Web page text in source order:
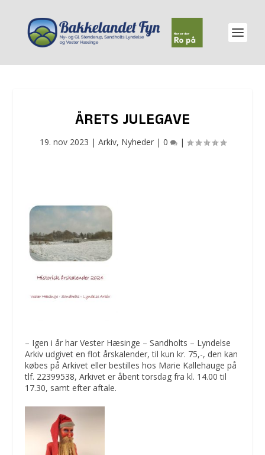
ÅRETS JULEGAVE
19. nov 2023 | Arkiv, Nyheder| 0 |
– Igen i år har Vester Hæsinge – Sandholts – Lyndelse
Arkiv udgivet en flot årskalender, til kun kr. 75,-, den kan
købes på Arkivet eller bestilles hos Marie Kallehauge på
tlf. 22399538, Arkivet er åbent torsdag fra kl. 14.00 til
17.30, samt efter aftale.